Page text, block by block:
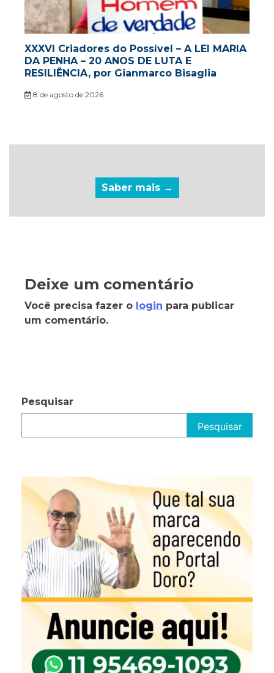
XXXVI Criadores do Possível – A LEI MARIA
DA PENHA – 20 ANOS DE LUTA E
RESILIÊNCIA, por Gianmarco Bisaglia
8 de agosto de 2026
Saber mais →
Deixe um comentário
Você precisa fazer o login para publicar
um comentário.
Pesquisar
Pesquisar